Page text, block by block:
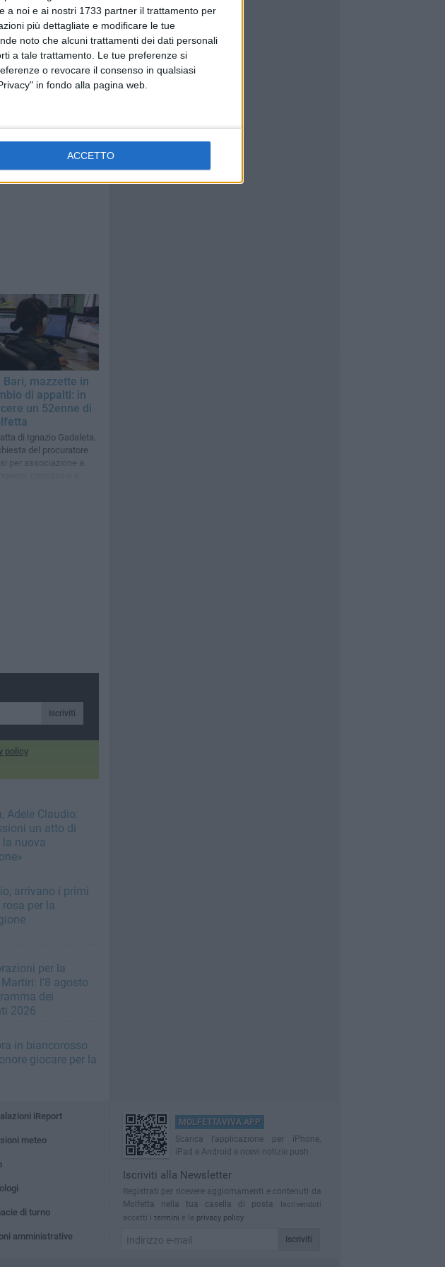
a noi e ai nostri 1733 partner il trattamento per
più dettagliate e modificare le tue
noto che alcuni trattamenti dei dati personali
a tale trattamento. Le tue preferenze si
o revocare il consenso in qualsiasi
in fondo alla pagina web.
ACCETTO
gli altri indagati
al largo
Bari, mazzette in
di appalti: in
un 52enne di
di Ignazio Gadaleta.
del procuratore
per associazione a
Iscriviti
policy
Adele Claudio:
un atto di
la nuova
arrivano i primi
per la
per la
l’8 agosto
dei
2026
in biancorosso
giocare per la
iReport
meteo
di turno
amministrative
MOLFETTAVIVA APP
Scarica l'applicazione per iPhone,
iPad e Android e ricevi notizie push
Iscriviti alla Newsletter
Registrati per ricevere aggiornamenti e contenuti da
Molfetta nella tua casella di posta
Iscrivendoti
accetti i termini e la privacy policy
Iscriviti